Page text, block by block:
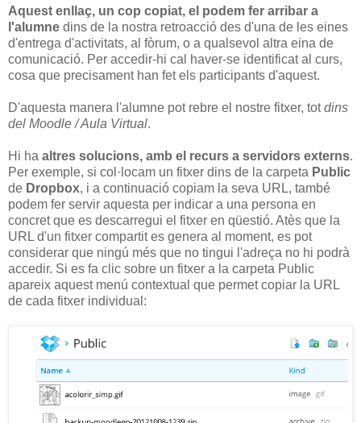
Aquest enllaç, un cop copiat, el podem fer arribar a
l'alumne dins de la nostra retroacció des d'una de les eines
d'entrega d'activitats, al fòrum, o a qualsevol altra eina de
comunicació. Per accedir-hi cal haver-se identificat al curs,
cosa que precisament han fet els participants d'aquest.
D'aquesta manera l'alumne pot rebre el nostre fitxer, totdins
del Moodle / Aula Virtual.
Hi ha altres solucions, amb el recurs a servidors externs.
Per exemple, si col·locam un fitxer dins de la carpeta Public
de Dropbox, i a continuació copiam la seva URL, també
podem fer servir aquesta per indicar a una persona en
concret que es descarregui el fitxer en qüestió. Atès que la
URL d'un fitxer compartit es genera al moment, es pot
considerar que ningú més que no tingui l'adreça no hi podrà
accedir. Si es fa clic sobre un fitxer a la carpeta Public
apareix aquest menú contextual que permet copiar la URL
de cada fitxer individual: